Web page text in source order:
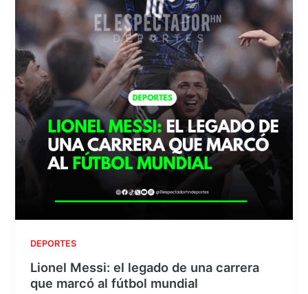
DEPORTES
Lionel Messi: el legado de una carrera
que marcó al fútbol mundial